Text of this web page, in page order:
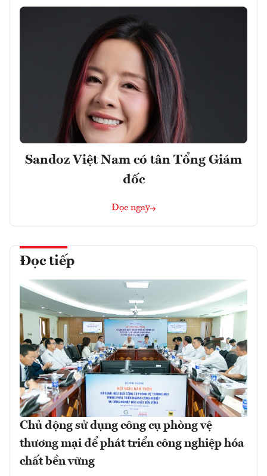
Sandoz Việt Nam có tân Tổng Giám
đốc
Đọc ngay
Đọc tiếp
Chủ động sử dụng công cụ phòng vệ
thương mại để phát triển công nghiệp hóa
chất bền vững